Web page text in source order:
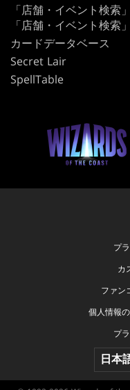
「店舗・イベント検索」
「店舗・イベント検索」
カードデータベース
Secret Lair
SpellTable
プ
カ
ファン
個人情報
プ